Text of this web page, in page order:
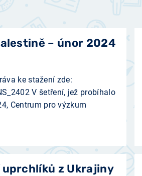
– únor 2024
ke stažení zde:
V šetření, jež probíhalo
Centrum pro výzkum
z Ukrajiny